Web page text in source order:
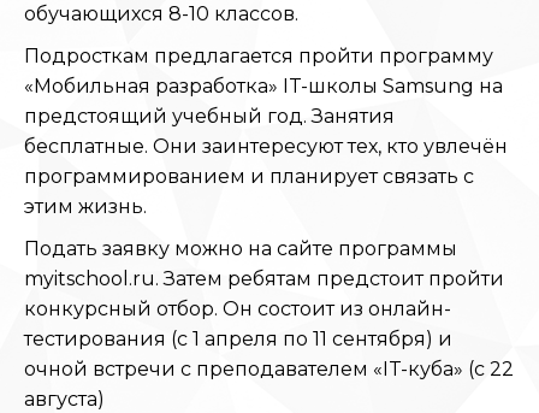
обучающихся 8-10 классов.
Подросткам предлагается пройти программу
«Мобильная разработка» IT-школы Samsung на
предстоящий учебный год. Занятия
бесплатные. Они заинтересуют тех, кто увлечён
программированием и планирует связать с
этим жизнь.
Подать заявку можно на сайте программы
myitschool.ru. Затем ребятам предстоит пройти
конкурсный отбор. Он состоит из онлайн-
тестирования (с 1 апреля по 11 сентября) и
очной встречи с преподавателем «IT-куба» (с 22
августа)